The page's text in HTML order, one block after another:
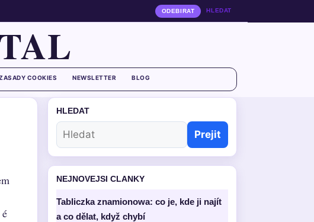
ODEBIRAT HLEDAT
COOKIES NEWSLETTER BLOG
HLEDAT
Prejit
NEJNOVEJSI CLANKY
Tabliczka znamionowa: co je, kde ji najít
a co dělat, když chybí